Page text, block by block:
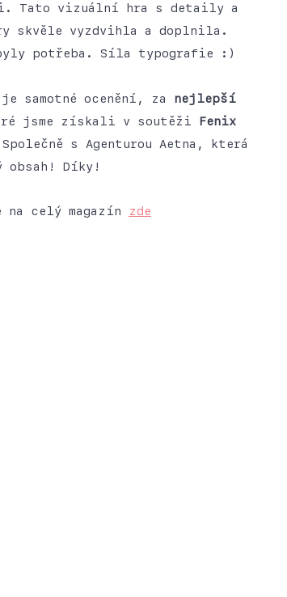
Tato vizuální hra s detaily a
skvěle vyzdvihla a doplnila.
potřeba. Síla typografie :)
samotné ocenění, za nejlepší
jsme získali v soutěži Fenix
s Agenturou Aetna, která
Díky!
na celý magazín zde